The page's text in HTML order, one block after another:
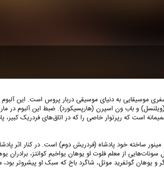
منتشر شد، سفری موسیقایی به دنیای موسیقی دربار پروس است.
است که رپرتوار خاصی را که در اتاق‌های فردریک
خود پادشاه (فردریش دوم) است. در کنار اثر
از معلم فلوت او یوهان یواخیم کوانتز، برادران
و یوهان گوتفرید موتل، شاگرد باخ که سبک او پیشروتر